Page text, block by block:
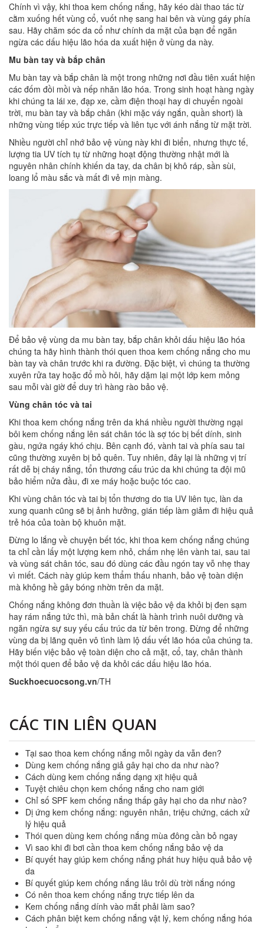
Chính vì vậy, khi thoa kem chống nắng, hãy kéo dài thao tác từ
cằm xuống hết vùng cổ, vuốt nhẹ sang hai bên và vùng gáy phía
sau. Hãy chăm sóc da cổ như chính da mặt của bạn để ngăn
ngừa các dấu hiệu lão hóa da xuất hiện ở vùng da này.
Mu bàn tay và bắp chân
Mu bàn tay và bắp chân là một trong những nơi đầu tiên xuất hiện
các đốm đồi mồi và nếp nhăn lão hóa. Trong sinh hoạt hàng ngày
khi chúng ta lái xe, đạp xe, cầm điện thoại hay di chuyển ngoài
trời, mu bàn tay và bắp chân (khi mặc váy ngắn, quần short) là
những vùng tiếp xúc trực tiếp và liên tục với ánh nắng từ mặt trời.
Nhiều người chỉ nhớ bảo vệ vùng này khi đi biển, nhưng thực tế,
lượng tia UV tích tụ từ những hoạt động thường nhật mới là
nguyên nhân chính khiến da tay, da chân bị khô ráp, sần sùi,
loang lổ màu sắc và mất đi vẻ mịn màng.
Để bảo vệ vùng da mu bàn tay, bắp chân khỏi dấu hiệu lão hóa
chúng ta hãy hình thành thói quen thoa kem chống nắng cho mu
bàn tay và chân trước khi ra đường. Đặc biệt, vì chúng ta thường
xuyên rửa tay hoặc đổ mồ hôi, hãy dặm lại một lớp kem mỏng
sau mỗi vài giờ để duy trì hàng rào bảo vệ.
Vùng chân tóc và tai
Khi thoa kem chống nắng trên da khá nhiều người thường ngại
bôi kem chống nắng lên sát chân tóc là sợ tóc bị bết dính, sinh
gàu, ngứa ngáy khó chịu. Bên cạnh đó, vành tai và phía sau tai
cũng thường xuyên bị bỏ quên. Tuy nhiên, đây lại là những vị trí
rất dễ bị cháy nắng, tổn thương cấu trúc da khi chúng ta đội mũ
bảo hiểm nửa đầu, đi xe máy hoặc buộc tóc cao.
Khi vùng chân tóc và tai bị tổn thương do tia UV liên tục, làn da
xung quanh cũng sẽ bị ảnh hưởng, gián tiếp làm giảm đi hiệu quả
trẻ hóa của toàn bộ khuôn mặt.
Đừng lo lắng về chuyện bết tóc, khi thoa kem chống nắng chúng
ta chỉ cần lấy một lượng kem nhỏ, chấm nhẹ lên vành tai, sau tai
và vùng sát chân tóc, sau đó dùng các đầu ngón tay vỗ nhẹ thay
vì miết. Cách này giúp kem thẩm thấu nhanh, bảo vệ toàn diện
mà không hề gây bóng nhờn trên da mặt.
Chống nắng không đơn thuần là việc bảo vệ da khỏi bị đen sạm
hay rám nắng tức thì, mà bản chất là hành trình nuôi dưỡng và
ngăn ngừa sự suy yếu cấu trúc da từ bên trong. Đừng để những
vùng da bị lãng quên vô tình làm lộ dấu vết lão hóa của chúng ta.
Hãy biến việc bảo vệ toàn diện cho cả mặt, cổ, tay, chân thành
một thói quen để bảo vệ da khỏi các dấu hiệu lão hóa.
Suckhoecuocsong.vn/TH
CÁC TIN LIÊN QUAN
Tại sao thoa kem chống nắng mỗi ngày da vẫn đen?
Dùng kem chống nắng giả gây hại cho da như nào?
Cách dùng kem chống nắng dạng xịt hiệu quả
Tuyệt chiêu chọn kem chống nắng cho nam giới
Chỉ số SPF kem chống nắng thấp gây hại cho da như nào?
Dị ứng kem chống nắng: nguyên nhân, triệu chứng, cách xử
lý hiệu quả
Thói quen dùng kem chống nắng mùa đông cần bỏ ngay
Vì sao khi đi bơi cần thoa kem chống nắng bảo vệ da
Bí quyết hay giúp kem chống nắng phát huy hiệu quả bảo vệ
da
Bí quyết giúp kem chống nắng lâu trôi dù trời nắng nóng
Có nên thoa kem chống nắng trực tiếp lên da
Kem chống nắng dính vào mắt phải làm sao?
Cách phân biệt kem chống nắng vật lý, kem chống nắng hóa